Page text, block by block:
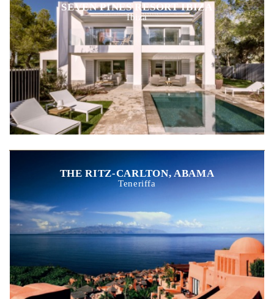
SEVEN PINES RESORT IBIZA
Ibiza
THE RITZ-CARLTON, ABAMA
Teneriffa